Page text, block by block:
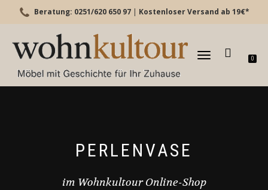
Beratung: 0251/620 650 97 | Kostenloser Versand ab 19€*
TOGGLE
0
PERLENVASE
im Wohnkultour Online-Shop